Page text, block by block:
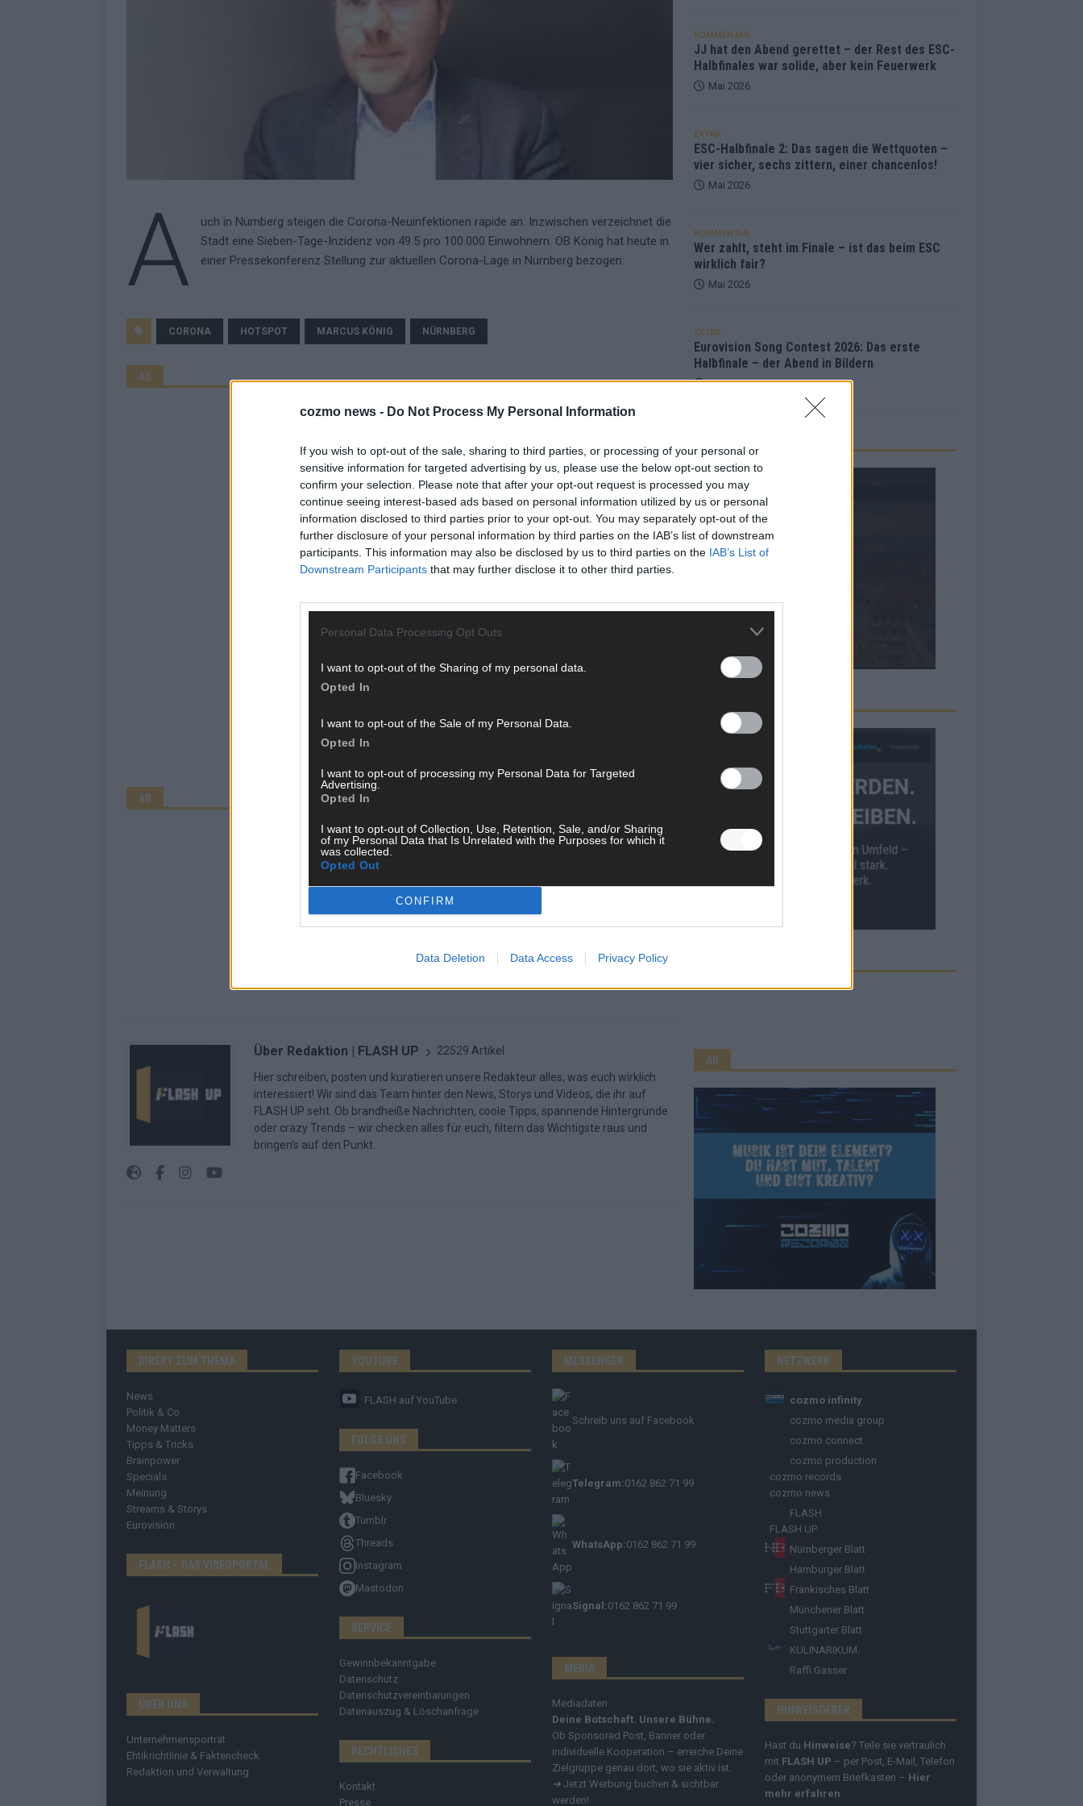
cozmo news - Do Not Process My Personal Information
If you wish to opt-out of the sale, sharing to third parties, or processing of your personal or
sensitive information for targeted advertising by us, please use the below opt-out section to
confirm your selection. Please note that after your opt-out request is processed you may
continue seeing interest-based ads based on personal information utilized by us or personal
information disclosed to third parties prior to your opt-out. You may separately opt-out of the
further disclosure of your personal information by third parties on the IAB’s list of downstream
participants. This information may also be disclosed by us to third parties on the IAB’s List of
Downstream Participants that may further disclose it to other third parties.
Personal Data Processing Opt Outs
I want to opt-out of the Sharing of my personal data.
Opted In
I want to opt-out of the Sale of my Personal Data.
Opted In
I want to opt-out of processing my Personal Data for Targeted
Advertising.
Opted In
I want to opt-out of Collection, Use, Retention, Sale, and/or Sharing
of my Personal Data that Is Unrelated with the Purposes for which it
was collected.
Opted Out
CONFIRM
Data Deletion Data Access Privacy Policy
A
uch in Nürnberg steigen die Corona-Neuinfektionen rapide an. Inzwischen verzeichnet die
Stadt eine Sieben-Tage-Inzidenz von 49.5 pro 100.000 Einwohnern. OB König hat heute in
einer Pressekonferenz Stellung zur aktuellen Corona-Lage in Nürnberg bezogen:
CORONA HOTSPOT MARCUS KÖNIG NÜRNBERG
AD
AD
Über Redaktion | FLASH UP 22529 Artikel
Hier schreiben, posten und kuratieren unsere Redakteur alles, was euch wirklich
interessiert! Wir sind das Team hinter den News, Storys und Videos, die ihr auf
FLASH UP seht. Ob brandheiße Nachrichten, coole Tipps, spannende Hintergründe
oder crazy Trends – wir checken alles für euch, filtern das Wichtigste raus und
bringen’s auf den Punkt.
KOMMENTAR
JJ hat den Abend gerettet – der Rest des ESC-
Halbfinales war solide, aber kein Feuerwerk
Mai 2026
EXTRA
ESC-Halbfinale 2: Das sagen die Wettquoten –
vier sicher, sechs zittern, einer chancenlos!
Mai 2026
KOMMENTAR
Wer zahlt, steht im Finale – ist das beim ESC
wirklich fair?
Mai 2026
EXTRA
Eurovision Song Contest 2026: Das erste
Halbfinale – der Abend in Bildern
Mai 2026
AD
DIREKT ZUM THEMA
News
Politik & Co
Money Matters
Tipps & Tricks
Brainpower
Specials
Meinung
Streams & Storys
Eurovision
FLASH – DAS VIDEOPORTAL
ÜBER UNS
Unternehmensporträt
Ehtikrichtlinie & Faktencheck
Redaktion und Verwaltung
YOUTUBE
FLASH auf YouTube
FOLGE UNS
Facebook
Bluesky
Tumblr
Threads
Instagram
Mastodon
SERVICE
Gewinnbekanntgabe
Datenschutz
Datenschutzvereinbarungen
Datenauszug & Löschanfrage
RECHTLICHES
Kontakt
Presse
MESSENGER
Schreib uns auf Facebook
Telegram:0162 862 71 99
WhatsApp:0162 862 71 99
Signal:0162 862 71 99
MEDIA
Mediadaten
Deine Botschaft. Unsere Bühne.
Ob Sponsored Post, Banner oder
individuelle Kooperation – erreiche Deine
Zielgruppe genau dort, wo sie aktiv ist.
➔ Jetzt Werbung buchen & sichtbar
werden!
NETZWERK
cozmo infinity
cozmo media group
cozmo connect
cozmo production
cozmo records
cozmo news
FLASH
FLASH UP
Nürnberger Blatt
Hamburger Blatt
Fränkisches Blatt
Münchener Blatt
Stuttgarter Blatt
KULINARIKUM.
Raffi Gasser
HINWEISGEBER
Hast du Hinweise? Teile sie vertraulich
mit FLASH UP – per Post, E-Mail, Telefon
oder anonymem Briefkasten – Hier
mehr erfahren.